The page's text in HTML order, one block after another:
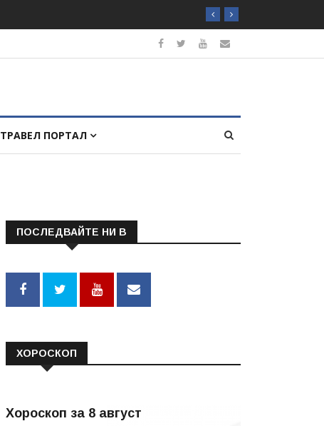
ТРАВЕЛ ПОРТАЛ
ПОСЛЕДВАЙТЕ НИ В
ХОРОСКОП
Хороскоп за 8 август